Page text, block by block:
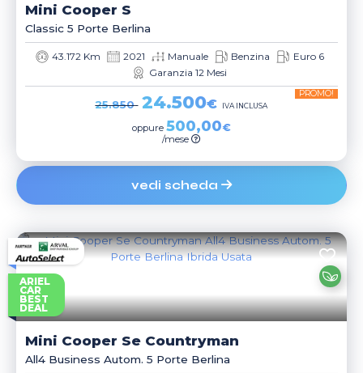
Mini Cooper S
Classic 5 Porte Berlina
43.172 Km 2021 Manuale Benzina
Euro 6
Garanzia 12 Mesi
25.850 24.500€
PROMO!
IVA INCLUSA
oppure 500,00€
/mese
vedi scheda
ARIEL
CAR
BEST
DEAL
Mini Cooper Se Countryman
All4 Business Autom. 5 Porte Berlina